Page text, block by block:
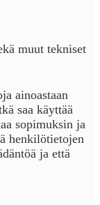
muut tekniset
ainoastaan
saa käyttää
sopimuksin ja
henkilötietojen
ja että